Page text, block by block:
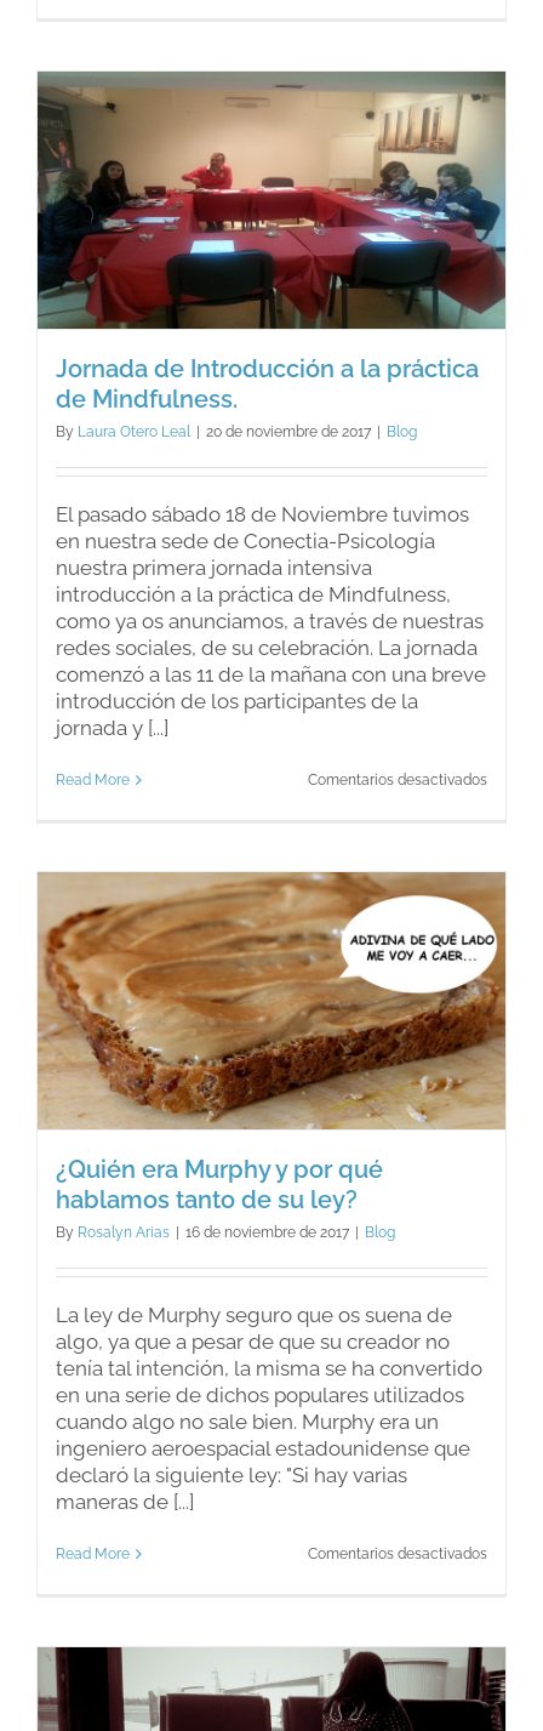
Jornada de Introducción a la práctica
de Mindfulness.
By Laura Otero Leal | 20 de noviembre de 2017 | Blog
El pasado sábado 18 de Noviembre tuvimos
en nuestra sede de Conectia-Psicología
nuestra primera jornada intensiva
introducción a la práctica de Mindfulness,
como ya os anunciamos, a través de nuestras
redes sociales, de su celebración. La jornada
comenzó a las 11 de la mañana con una breve
introducción de los participantes de la
jornada y [...]
Read More Comentarios desactivadosen
la
práctica
¿Quién era Murphy y por qué
hablamos tanto de su ley?
By Rosalyn Arias | 16 de noviembre de 2017 | Blog
La ley de Murphy seguro que os suena de
algo, ya que a pesar de que su creador no
tenía tal intención, la misma se ha convertido
en una serie de dichos populares utilizados
cuando algo no sale bien. Murphy era un
ingeniero aeroespacial estadounidense que
declaró la siguiente ley: "Si hay varias
maneras de [...]
Read More Comentarios desactivadosen
tanto
de